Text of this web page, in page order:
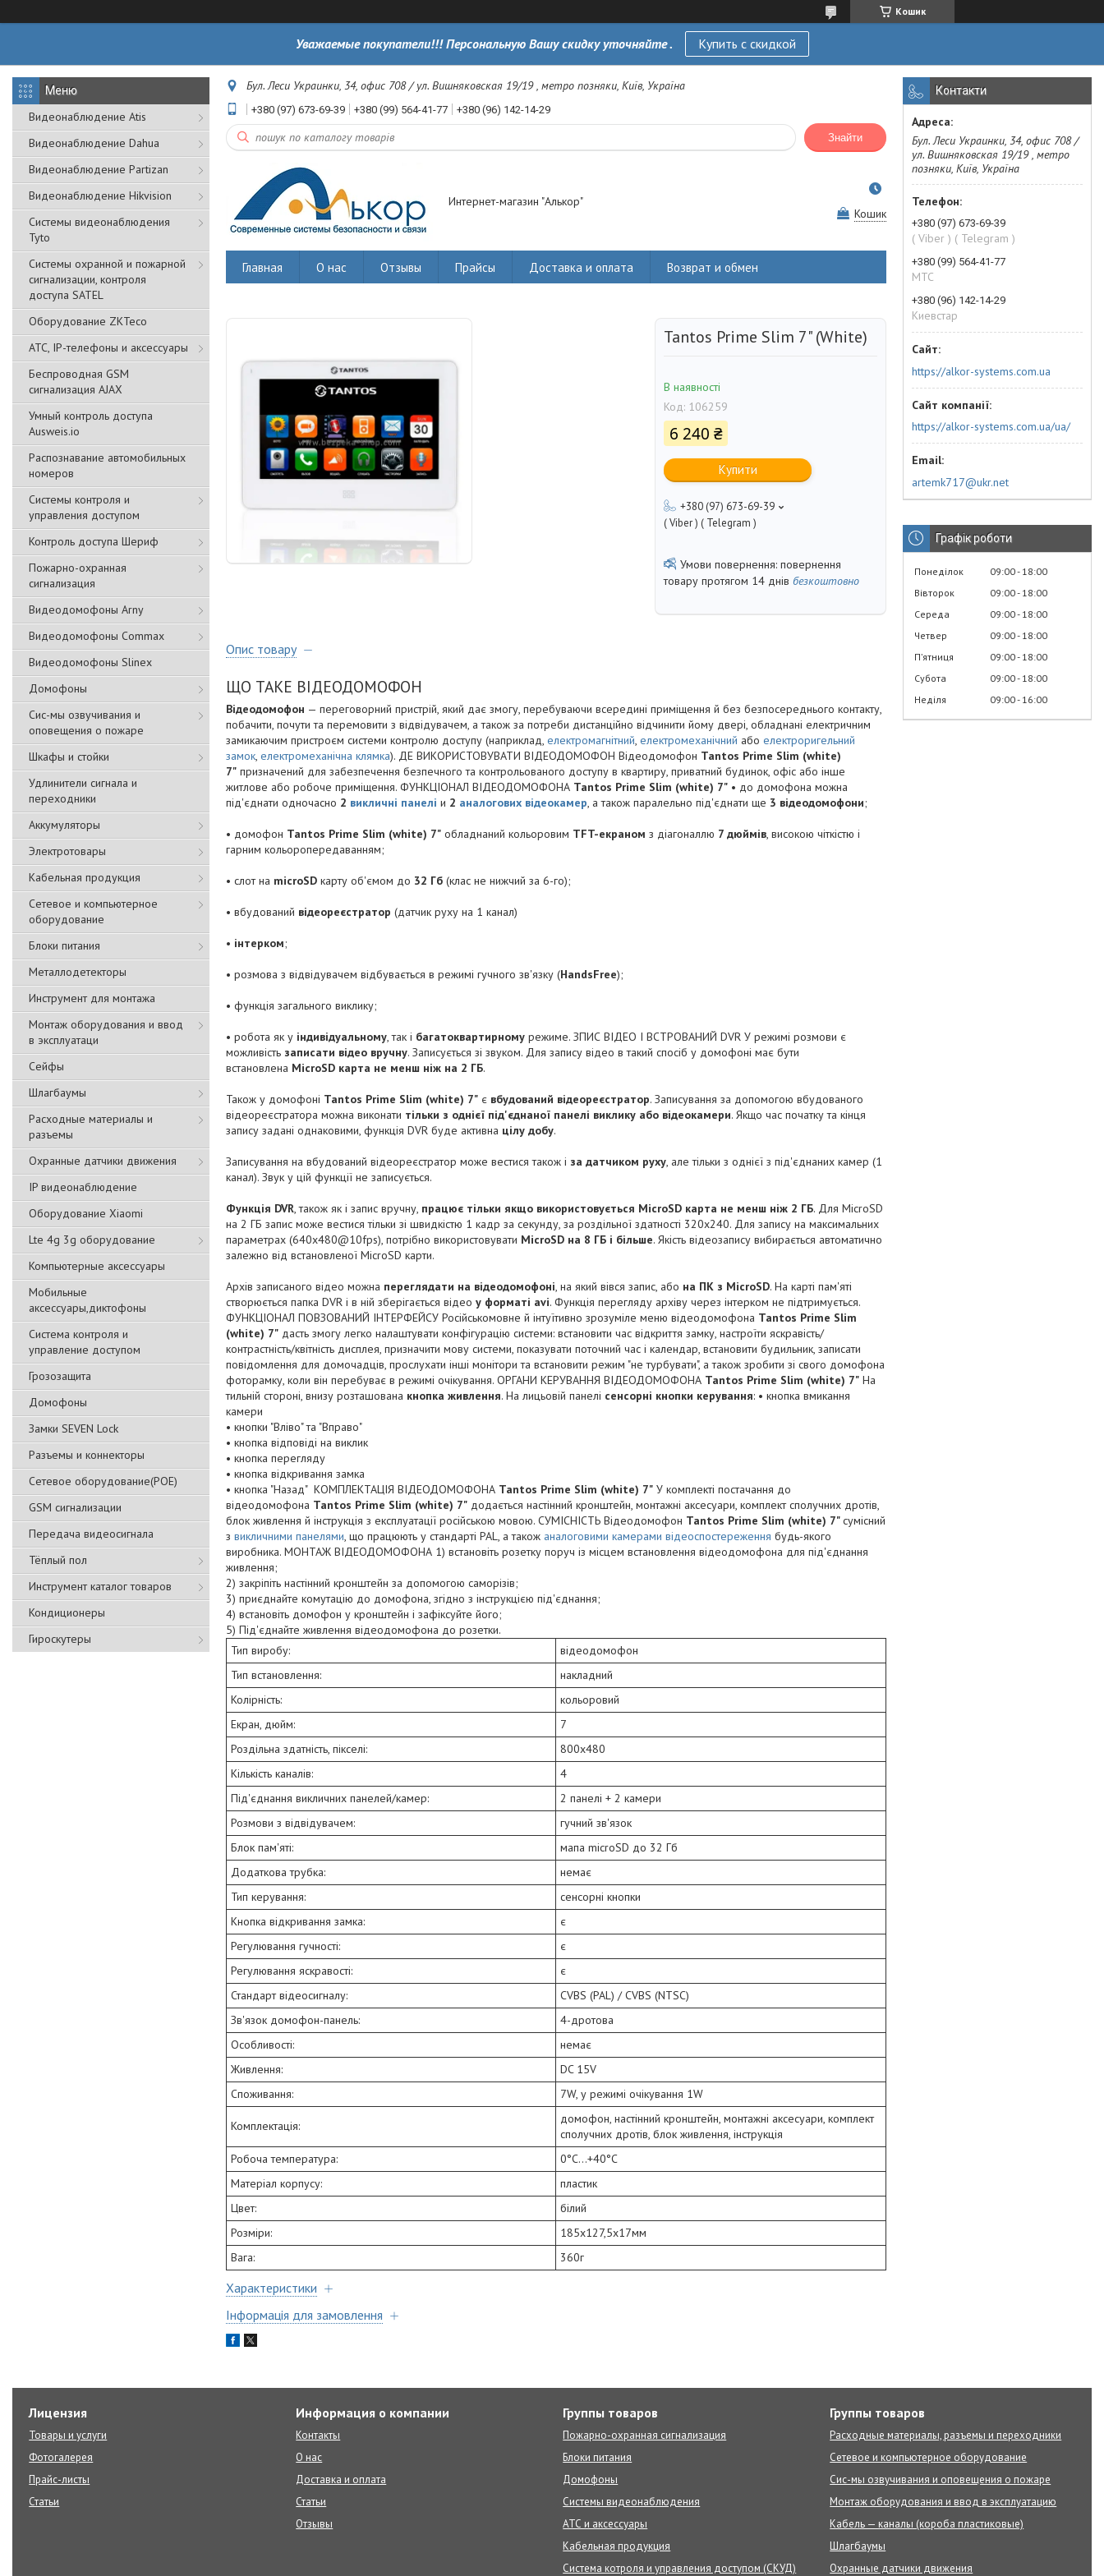
Кошик
Уважаемые покупатели!!! Персональную Вашу скидку уточняйте . Купить с скидкой
Видеонаблюдение Atis
Видеонаблюдение Dahua
Видеонаблюдение Partizan
Видеонаблюдение Hikvision
Системы видеонаблюдения
Tyto
Cистемы охранной и пожарной
сигнализации, контроля
доступа SATEL
Оборудование ZKTeco
АТС, IP-телефоны и аксессуары
Беспроводная GSM
сигнализация АJAX
Умный контроль доступа
Ausweis.io
Распознавание автомобильных
номеров
Системы контроля и
управления доступом
Контроль доступа Шериф
Пожарно-охранная
сигнализация
Видеодомофоны Arny
Видеодомофоны Commax
Видеодомофоны Slinex
Домофоны
Сис-мы озвучивания и
оповещения о пожаре
Шкафы и стойки
Удлинители сигнала и
переходники
Аккумуляторы
Электротовары
Кабельная продукция
Сетевое и компьютерное
оборудование
Блоки питания
Металлодетекторы
Инструмент для монтажа
Монтаж оборудования и ввод
в эксплуатаци
Сейфы
Шлагбаумы
Расходные материалы и
разъемы
Охранные датчики движения
IP видеонаблюдение
Оборудование Xiaomi
Lte 4g 3g оборудование
Компьютерные аксессуары
Мобильные
аксессуары,диктофоны
Система контроля и
управление доступом
Грозозащита
Домофоны
Замки SEVEN Lock
Разъемы и коннекторы
Сетевое оборудование(POE)
GSM сигнализации
Передача видеосигнала
Тёплый пол
Инструмент каталог товаров
Кондиционеры
Гироскутеры
Бул. Леси Украинки, 34, офис 708 / ул. Вишняковская 19/19 , метро позняки, Київ, Україна
+380 (97) 673-69-39 +380 (99) 564-41-77 +380 (96) 142-14-29
Знайти
Интернет-магазин "Алькор"
Кошик
Главная О нас Отзывы Прайсы Доставка и оплата Возврат и обмен
Tantos Prime Slim 7" (White)
В наявності
Код: 106259
6 240 ₴
Купити
+380 (97) 673-69-39
( Viber ) ( Telegram )
повернення
товару протягом 14 днів безкоштовно
Опис товару
ЩО ТАКЕ ВІДЕОДОМОФОН
Відеодомофон — переговорний пристрій, який дає змогу, перебуваючи всередині приміщення й без безпосереднього контакту,
побачити, почути та перемовити з відвідувачем, а також за потреби дистанційно відчинити йому двері, обладнані електричним
замикаючим пристроєм системи контролю доступу (наприклад, електромагнітний, електромеханічний або електроригельний
замок, електромеханічна клямка). ДЕ ВИКОРИСТОВУВАТИ ВІДЕОДОМОФОН Відеодомофон Tantos Prime Slim (white)
7" призначений для забезпечення безпечного та контрольованого доступу в квартиру, приватний будинок, офіс або інше
житлове або робоче приміщення. ФУНКЦІОНАЛ ВІДЕОДОМОФОНА Tantos Prime Slim (white) 7" • до домофона можна
під'єднати одночасно 2 викличні панелі и 2 аналогових відеокамер, а також паралельно під'єднати ще 3 відеодомофони;
• домофон Tantos Prime Slim (white) 7" обладнаний кольоровим TFT-екраном з діагоналлю 7 дюймів, високою чіткістю і
гарним кольоропередаванням;
• слот на microSD карту об'ємом до 32 Гб (клас не нижчий за 6-го);
• вбудований відеореєстратор (датчик руху на 1 канал)
• інтерком;
• розмова з відвідувачем відбувається в режимі гучного зв'язку (HandsFree);
• функція загального виклику;
• робота як у індивідуальному, так і багатоквартирному режиме. ЗПИС ВІДЕО І ВСТРОВАНИЙ DVR У режимі розмови є
можливість записати відео вручну. Записується зі звуком. Для запису відео в такий спосіб у домофоні має бути
встановлена MicroSD карта не менш ніж на 2 ГБ.
Також у домофоні Tantos Prime Slim (white) 7" є вбудований відеореєстратор. Записування за допомогою вбудованого
відеореєстратора можна виконати тільки з однієї під'єднаної панелі виклику або відеокамери. Якщо час початку та кінця
запису задані однаковими, функція DVR буде активна цілу добу.
Записування на вбудований відеореєстратор може вестися також і за датчиком руху, але тільки з однієї з під'єднаних камер (1
канал). Звук у цій функції не записується.
Функція DVR, також як і запис вручну, працює тільки якщо використовується MicroSD карта не менш ніж 2 ГБ. Для MicroSD
на 2 ГБ запис може вестися тільки зі швидкістю 1 кадр за секунду, за роздільної здатності 320х240. Для запису на максимальних
параметрах (640x480@10fps), потрібно використовувати MicroSD на 8 ГБ і більше. Якість відеозапису вибирається автоматично
залежно від встановленої MicroSD карти.
Архів записаного відео можна переглядати на відеодомофоні, на який вівся запис, або на ПК з MicroSD. На карті пам'яті
створюється папка DVR і в ній зберігається відео у форматі avi. Функція перегляду архіву через інтерком не підтримується.
ФУНКЦІОНАЛ ПОВЗОВАНИЙ ІНТЕРФЕЙСУ Російськомовне й інтуїтивно зрозуміле меню відеодомофона Tantos Prime Slim
(white) 7" дасть змогу легко налаштувати конфігурацію системи: встановити час відкриття замку, настроїти яскравість/
контрастність/квітність дисплея, призначити мову системи, показувати поточний час і календар, встановити будильник, записати
повідомлення для домочадців, прослухати інші монітори та встановити режим "не турбувати", а також зробити зі свого домофона
фоторамку, коли він перебуває в режимі очікування. ОРГАНИ КЕРУВАННЯ ВІДЕОДОМОФОНА Tantos Prime Slim (white) 7" На
тильній стороні, внизу розташована кнопка живлення. На лицьовій панелі сенсорні кнопки керування: • кнопка вмикання
камери
• кнопки "Вліво" та "Вправо"
• кнопка відповіді на виклик
• кнопка перегляду
• кнопка відкривання замка
• кнопка "Назад" КОМПЛЕКТАЦІЯ ВІДЕОДОМОФОНА Tantos Prime Slim (white) 7" У комплекті постачання до
відеодомофона Tantos Prime Slim (white) 7" додається настінний кронштейн, монтажні аксесуари, комплект сполучних дротів,
блок живлення й інструкція з експлуатації російською мовою. СУМІСНІСТЬ Відеодомофон Tantos Prime Slim (white) 7"сумісний
з викличними панелями, що працюють у стандарті PAL, а також аналоговими камерами відеоспостереження будь-якого
виробника. МОНТАЖ ВІДЕОДОМОФОНА 1) встановіть розетку поруч із місцем встановлення відеодомофона для під'єднання
живлення;
2) закріпіть настінний кронштейн за допомогою саморізів;
3) приєднайте комутацію до домофона, згідно з інструкцією під'єднання;
4) встановіть домофон у кронштейн і зафіксуйте його;
5) Під'єднайте живлення відеодомофона до розетки.
Тип виробу:
відеодомофон
Тип встановлення:
накладний
Колірність:
кольоровий
Екран, дюйм:
7
Роздільна здатність, пікселі:
800х480
Кількість каналів:
4
Під'єднання викличних панелей/камер:
2 панелі + 2 камери
Розмови з відвідувачем:
гучний зв'язок
Блок пам'яті:
мапа microSD до 32 Гб
Додаткова трубка:
немає
Тип керування:
сенсорні кнопки
Кнопка відкривання замка:
є
Регулювання гучності:
є
Регулювання яскравості:
є
Стандарт відеосигналу:
CVBS (PAL) / CVBS (NTSC)
Зв'язок домофон-панель:
4-дротова
Особливості:
немає
Живлення:
DC 15V
Споживання:
7W, у режимі очікування 1W
Комплектація:
домофон, настінний кронштейн, монтажні аксесуари, комплект
сполучних дротів, блок живлення, інструкція
Робоча температура:
0°C...+40°C
Матеріал корпусу:
пластик
Цвет:
білий
Розміри:
185х127,5х17мм
Вага:
360г
Характеристики
Інформація для замовлення
Контакти
Бул. Леси Украинки, 34, офис 708 /
ул. Вишняковская 19/19 , метро
позняки, Київ, Україна
+380 (97) 673-69-39
( Viber ) ( Telegram )
+380 (99) 564-41-77
МТС
+380 (96) 142-14-29
Киевстар
https://alkor-systems.com.ua
https://alkor-systems.com.ua/ua/
artemk717@ukr.net
Графік роботи
Понеділок 09:00 18:00
Вівторок
09:00 18:00
Середа
09:00 18:00
Четвер
09:00 18:00
Пʼятниця
09:00 18:00
Субота
09:00 18:00
Неділя
09:00 16:00
Лицензия
Товары и услуги
Фотогалерея
Прайс-листы
Статьи
Информация о компании
Контакты
О нас
Доставка и оплата
Статьи
Отзывы
Группы товаров
Пожарно-охранная сигнализация
Блоки питания
Домофоны
Системы видеонаблюдения
АТС и аксессуары
Кабельная продукция
Система котроля и управления доступом (СКУД)
Группы товаров
Расходные материалы, разъемы и переходники
Сетевое и компьютерное оборудование
Сис-мы озвучивания и оповещения о пожаре
Монтаж оборудования и ввод в эксплуатацию
Кабель — каналы (короба пластиковые)
Шлагбаумы
Охранные датчики движения